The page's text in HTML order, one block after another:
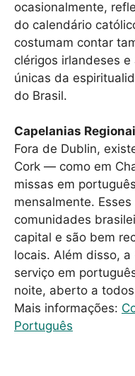
ocasionalmente,
do calendário
costumam contar
clérigos irlandeses
únicas da
do Brasil.
Capelanias
Fora de Dublin,
Cork — como em
missas em
mensalmente.
comunidades
capital e são bem
locais. Além disso, a
serviço em
noite, aberto a
Mais informações:
Português